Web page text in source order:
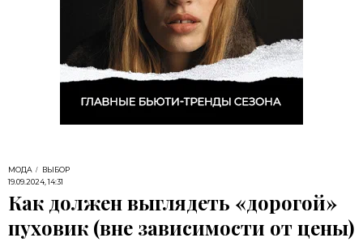
МОДА
ВЫБОР
19.09.2024, 14:31
Как должен выглядеть «дорогой»
пуховик (вне зависимости от цены)